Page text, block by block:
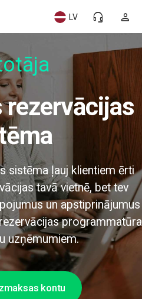
person
headset_mic
LV
sistēma ļauj klientiem ērti
tavā vietnē, bet tev
un apstiprinājumus
programmatūra
uzņēmumiem.
kontu